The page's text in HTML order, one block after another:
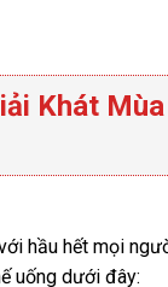
Khát
hầu hết mọi
uống dưới đây: